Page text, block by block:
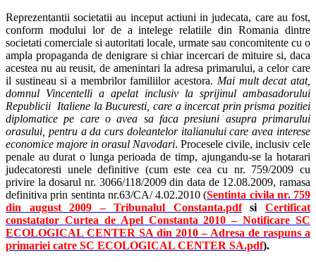
Reprezentantii societatii au inceput actiuni in judecata, care au fost,
conform modului lor de a intelege relatiile din Romania dintre
societati comerciale si autoritati locale, urmate sau concomitente cu o
ampla propaganda de denigrare si chiar incercari de mituire si, daca
acestea nu au reusit, de amenintari la adresa primarului, a celor care
il sustineau si a membrilor familiilor acestora. Mai mult decat atat,
domnul Vincentelli a apelat inclusiv la sprijinul ambasadorului
Republicii Italiene la Bucuresti, care a incercat prin prisma pozitiei
diplomatice pe care o avea sa faca presiuni asupra primarului
orasului, pentru a da curs doleantelor italianului care avea interese
economice majore in orasul Navodari. Procesele civile, inclusiv cele
penale au durat o lunga perioada de timp, ajungandu-se la hotarari
judecatoresti unele definitive (cum este cea cu nr. 759/2009 cu
privire la dosarul nr. 3066/118/2009 din data de 12.08.2009, ramasa
definitiva prin sentinta nr.63/CA/ 4.02.2010 (Sentinta civila nr. 759
din august 2009 – Tribunalul Constanta.pdfsiCertificat
constatator Curtea de Apel Constanta 2010 – Notificare SC
ECOLOGICAL CENTER SA din 2010 – Adresa de raspuns a
primariei catre SC ECOLOGICAL CENTER SA.pdf).